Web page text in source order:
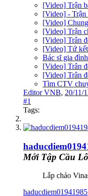
[Video] Trận
[Video] - Trận
[Video]
[Video] Trận
[Video] Trân
[Video] Tứ
Bác sĩ gia
[Video] Trân
[Video] Trân
Tìm CTV
Editor VNB, 20/11/
#1
Tags:
Mới Tập Cầu
Lắp chảo
haducdiem01941985